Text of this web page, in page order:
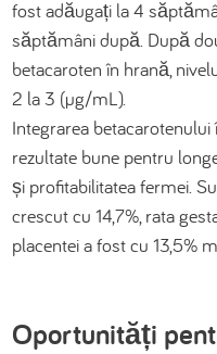
fost adăugați la 4
săptămâni după. După
betacaroten în hrană,
2 la 3 (µg/mL).
Integrarea
rezultate bune pentru
și profitabilitatea fermei.
crescut cu 14,7%, rata
placentei a fost cu 13,5%
Oportunități